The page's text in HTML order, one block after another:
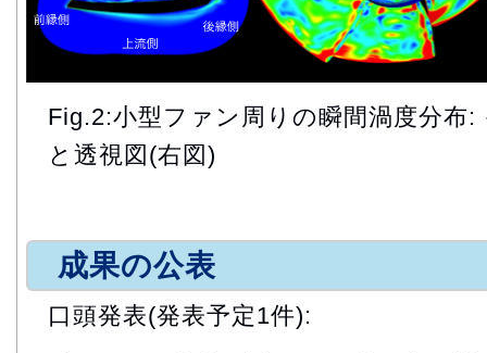
Fig.2:小型ファン周りの瞬間渦度分布
と透視図(右図)
成果の公表
口頭発表(発表予定1件):